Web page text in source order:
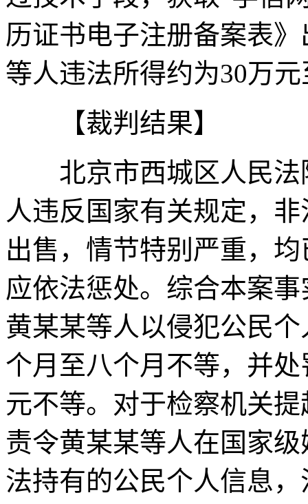
历证书电子注册备案表
等人违法所得约为30万
【裁判结果】
北京市西城区人民法
人违反国家有关规定，
出售，情节特别严重，
应依法惩处。综合本案
黄某某等人以侵犯公民
个月至八个月不等，并
元不等。对于检察机关
责令黄某某等人在国家
法持有的公民个人信息